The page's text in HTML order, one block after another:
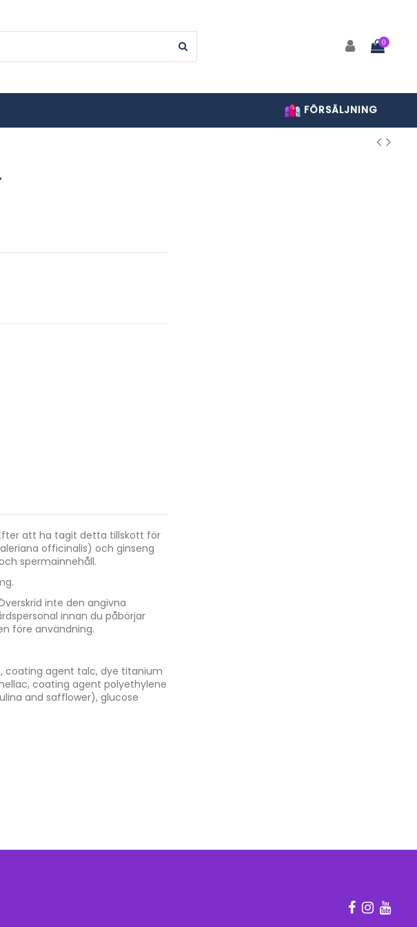
0
FÖRSÄLJNING
att ha tagit detta tillskott för
officinalis) och ginseng
spermainnehåll.
inte den angivna
innan du påbörjar
före användning.
coating agent talc, dye titanium
coating agent polyethylene
and safflower), glucose
Alla beställningar skickas med
ditt paket eller någon avisering